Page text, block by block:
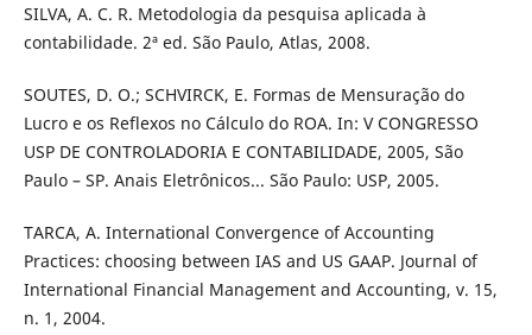
SILVA, A. C. R. Metodologia da pesquisa aplicada à
contabilidade. 2ª ed. São Paulo, Atlas, 2008.
SOUTES, D. O.; SCHVIRCK, E. Formas de Mensuração do
Lucro e os Reflexos no Cálculo do ROA. In: V CONGRESSO
USP DE CONTROLADORIA E CONTABILIDADE, 2005, São
Paulo – SP. Anais Eletrônicos... São Paulo: USP, 2005.
TARCA, A. International Convergence of Accounting
Practices: choosing between IAS and US GAAP. Journal of
International Financial Management and Accounting, v. 15,
n. 1, 2004.